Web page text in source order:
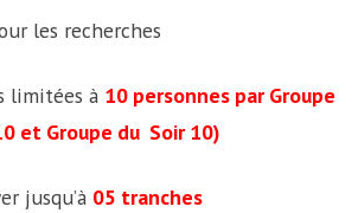
les recherches
limitées à 10 personnes par Groupe
et Groupe du Soir 10)
jusqu’à 05 tranches